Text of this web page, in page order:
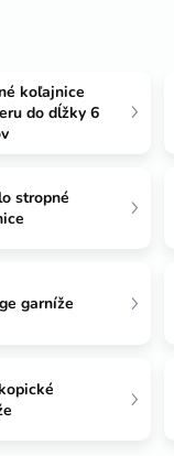
koľajnice
do dĺžky 6
stropné
garníže